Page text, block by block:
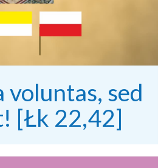
voluntas, sed
[Łk 22,42]